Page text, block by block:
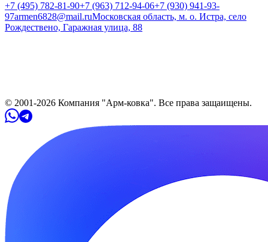
+7 (495) 782-81-90+7 (963) 712-94-06+7 (930) 941-93-
97armen6828@mail.ruМосковская область, м. о. Истра, село
Рождествено, Гаражная улица, 88
© 2001-2026 Компания "Арм-ковка". Все права защaищены.